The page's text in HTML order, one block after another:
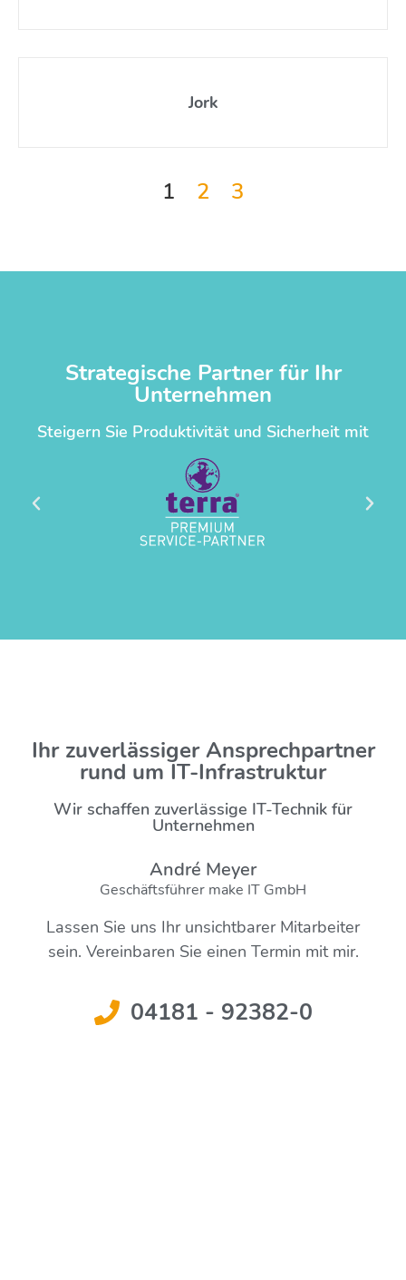
Jork
1 2 3
Strategische Partner für Ihr
Unternehmen
Steigern Sie Produktivität und Sicherheit mit
Ihr zuverlässiger Ansprechpartner
rund um IT-Infrastruktur
Wir schaffen zuverlässige IT-Technik für
Unternehmen
André Meyer
Geschäftsführer make IT GmbH
Lassen Sie uns Ihr unsichtbarer Mitarbeiter
sein. Vereinbaren Sie einen Termin mit mir.
04181 - 92382-0